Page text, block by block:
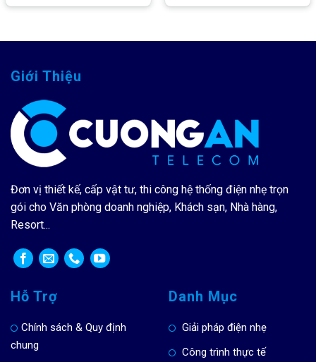
Giới Thiệu
Đơn vị thiết kế, cấp vật tư, thi công hệ thống điện nhẹ trọn
gói cho Văn phòng doanh nghiệp, Khách sạn, Nhà hàng,
Resort...
Hỗ Trợ
Chính sách & Quy định
chung
Danh Mục
Giải pháp điện nhẹ
Công trình thực tế